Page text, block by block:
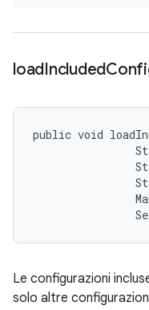
loadIncluded
public void
Le configurazioni
solo altre